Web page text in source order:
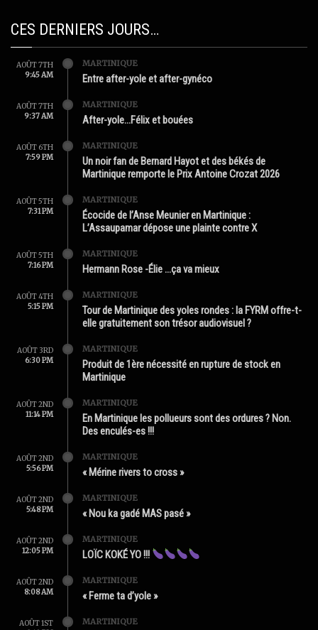
CES DERNIERS JOURS…
AOÛT 7TH
9:45 AM
MARTINIQUE
Entre after-yole et after-gynéco
AOÛT 7TH
9:37 AM
MARTINIQUE
After-yole…Félix et bouées
AOÛT 6TH
7:59 PM
MARTINIQUE
Un noir fan de Bernard Hayot et des békés de
Martinique remporte le Prix Antoine Crozat 2026
AOÛT 5TH
7:31 PM
MARTINIQUE
Écocide de l’Anse Meunier en Martinique :
L’Assaupamar dépose une plainte contre X
AOÛT 5TH
7:16 PM
MARTINIQUE
Hermann Rose -Élie …ça va mieux
AOÛT 4TH
5:15 PM
MARTINIQUE
Tour de Martinique des yoles rondes : la FYRM offre-t-
elle gratuitement son trésor audiovisuel ?
AOÛT 3RD
6:30 PM
MARTINIQUE
Produit de 1ère nécessité en rupture de stock en
Martinique
AOÛT 2ND
11:14 PM
MARTINIQUE
En Martinique les pollueurs sont des ordures ? Non.
Des enculés-es !!!
AOÛT 2ND
5:56 PM
MARTINIQUE
« Mérine rivers to cross »
AOÛT 2ND
5:48 PM
MARTINIQUE
« Nou ka gadé MAS pasé »
AOÛT 2ND
12:05 PM
MARTINIQUE
LOÏC KOKÉ YO !!!
AOÛT 2ND
8:08 AM
MARTINIQUE
« Ferme ta d’yole »
AOÛT 1ST
MARTINIQUE